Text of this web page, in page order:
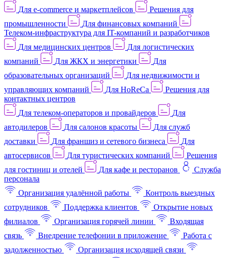
Для e-commerce и маркетплейсов
Решения для
промышленности
Для финансовых компаний
Телеком-инфраструктура для IT-компаний и разработчиков
Для медицинских центров
Для логистических
компаний
Для ЖКХ и энергетики
Для
образовательных организаций
Для недвижимости и
управляющих компаний
Для HoReCa
Решения для
контактных центров
Для телеком-операторов и провайдеров
Для
автодилеров
Для салонов красоты
Для служб
доставки
Для франшиз и сетевого бизнеса
Для
автосервисов
Для туристических компаний
Решения
для гостиниц и отелей
Для кафе и ресторанов
Служба
персонала
Организация удалённой работы
Контроль выездных
сотрудников
Поддержка клиентов
Открытие новых
филиалов
Организация горячей линии
Входящая
связь
Внедрение телефонии в приложение
Работа с
задолженностью
Организация исходящей связи